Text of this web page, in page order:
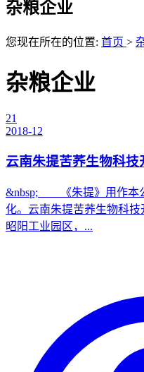
杂粮企业
您现在所在的位置: 首页 >
杂粮企业
21
2018-12
云南朱提苦荞生物科技
&nbsp; 《朱提》用作本
化。云南朱提苦荞生物科
昭阳工业园区，...